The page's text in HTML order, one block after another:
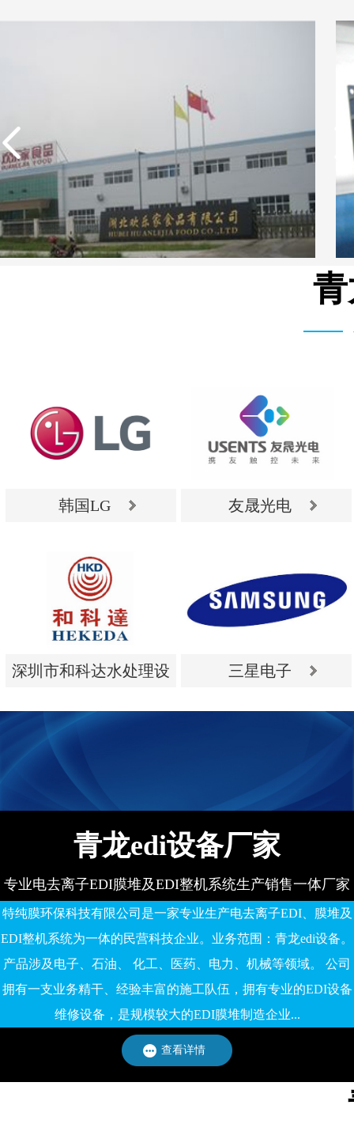
韩国LG
韩国LG
友晟光电
友晟光电
深圳市和科达水处理设
深圳市和科达水处理设
备有限公司
三星电子
青龙edi设备厂家
专业电去离子EDI膜堆及EDI整机系统生产销售一体厂家
特纯膜环保科技有限公司是一家专业生产电去离子EDI、膜堆及
EDI整机系统为一体的民营科技企业。业务范围：青龙edi设备。
产品涉及电子、石油、 化工、医药、电力、机械等领域。 公司
拥有一支业务精干、经验丰富的施工队伍，拥有专业的EDI设备
维修设备，是规模较大的EDI膜堆制造企业...
查看详情